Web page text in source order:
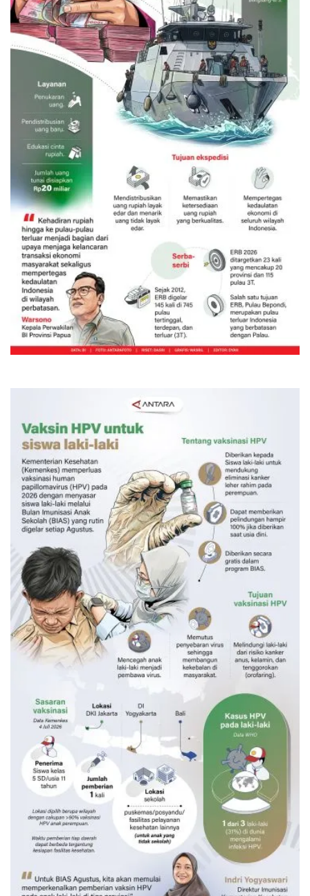
Ekspedisi Rupiah Berdaulat 2026
sambangi Papua
6 Agustus 2026
Vaksin HPV untuk siswa laki-laki